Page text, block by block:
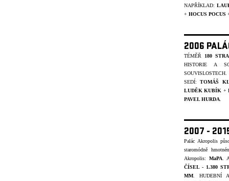
NAPŘÍKLAD:
+ HOCUS POCUS
2006
TÉMĚŘ 180
HISTORIE A
SEDÍ:TOMÁŠ
LUDĚK KUBÍK +
PAVEL HURDA
2007 -
Palác Akropolis
staromódně
Akropolis: MaPA.
ČÍSEL - 1.380
MM . HUDEBNÍ